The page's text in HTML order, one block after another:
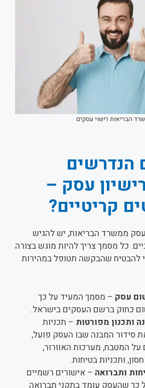
הבריאות רישוי עסקים
הנדרשים
עסק –
קריטיים?
עסק ממשרד הבריאות, יש להגיש
כל מסמך צריך להיות מוגש בצורה
להבטיח שהבקשה תטופל במהירות
עסק – מסמך המעיד על כך
כחוק ברשם העסקים בישראל.
ותכנון מפורטות – תכניות
סידור המבנה שבו העסק פועל,
על המטבח, מערכות האוורור,
ותכניות בטיחות.
ותברואה – אישורים רשמיים
כך שהעסק עומד בתקני תברואה